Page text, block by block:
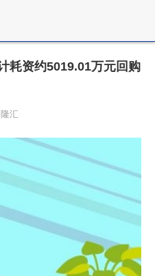
耗资约5019.01万元回购
汇